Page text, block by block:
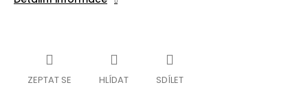
ZEPTAT SE HLÍDAT SDÍLET